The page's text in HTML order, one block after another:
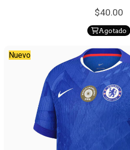
40.00
Agotado
Nuevo